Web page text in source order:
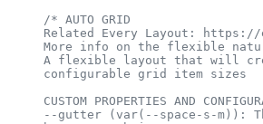
/* AUTO GRID
Related Every Layout:
More info on the flexible
A flexible layout that will
configurable grid item sizes
CUSTOM PROPERTIES AND
--gutter (var(--space-s-m)):